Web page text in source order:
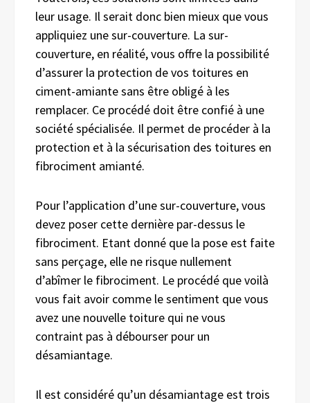
leur usage. Il serait donc bien mieux que vous
appliquiez une sur-couverture. La sur-
couverture, en réalité, vous offre la possibilité
d’assurer la protection de vos toitures en
ciment-amiante sans être obligé à les
remplacer. Ce procédé doit être confié à une
société spécialisée. Il permet de procéder à la
protection et à la sécurisation des toitures en
fibrociment amianté.
Pour l’application d’une sur-couverture, vous
devez poser cette dernière par-dessus le
fibrociment. Etant donné que la pose est faite
sans perçage, elle ne risque nullement
d’abîmer le fibrociment. Le procédé que voilà
vous fait avoir comme le sentiment que vous
avez une nouvelle toiture qui ne vous
contraint pas à débourser pour un
désamiantage.
Il est considéré qu’un désamiantage est trois